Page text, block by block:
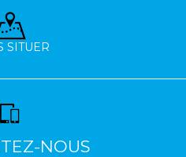
SITUER
NOUS